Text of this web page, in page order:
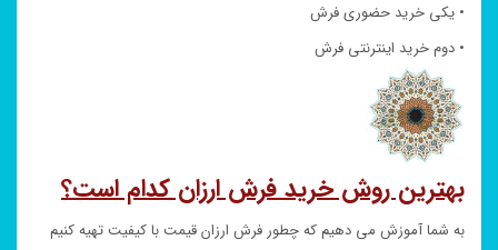
• یکی خرید حضوری فرش
• دوم خرید اینترنتی فرش
بهترین روش خرید فرش ارزان کدام است؟
به شما آموزش می دهیم که چطور فرش ارزان قیمت با کیفیت تهیه کنیم